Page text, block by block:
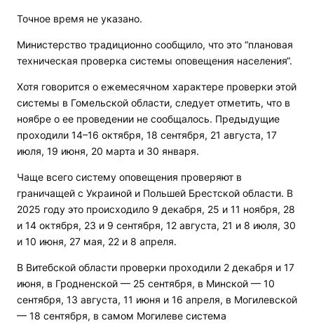
Точное время не указано.
Министерство традиционно сообщило, что это “плановая
техническая проверка системы оповещения населения“.
Хотя говорится о ежемесячном характере проверки этой
системы в Гомельской области, следует отметить, что в
ноябре о ее проведении не сообщалось. Предыдущие
проходили 14–16 октября, 18 сентября, 21 августа, 17
июля, 19 июня, 20 марта и 30 января.
Чаще всего систему оповещения проверяют в
граничащей с Украиной и Польшей Брестской области. В
2025 году это происходило 9 декабря, 25 и 11 ноября, 28
и 14 октября, 23 и 9 сентября, 12 августа, 21 и 8 июля, 30
и 10 июня, 27 мая, 22 и 8 апреля.
В Витебской области проверки проходили 2 декабря и 17
июня, в Гродненской — 25 сентября, в Минской — 10
сентября, 13 августа, 11 июня и 16 апреля, в Могилевской
— 18 сентября, в самом Могилеве система